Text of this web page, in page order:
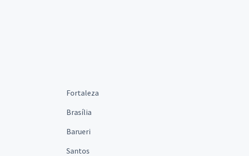
Fortaleza
Brasília
Barueri
Santos